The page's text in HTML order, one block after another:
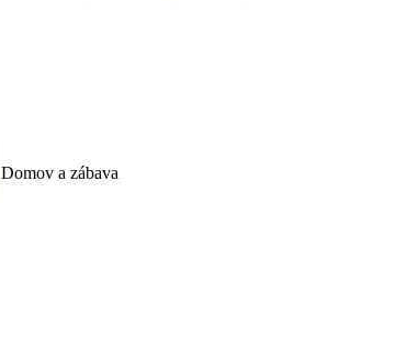
Domov a zábava